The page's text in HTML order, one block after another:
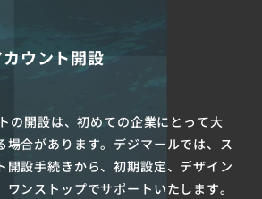
カウント開設
の開設は、初めての企業にとって大
場合があります。デジマールでは、ス
開設手続きから、初期設定、デザイン
ンストップでサポートいたします。